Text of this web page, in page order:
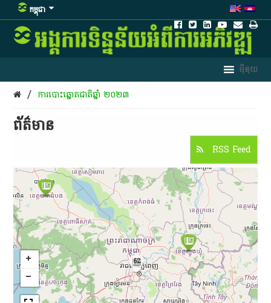
កម្ពុជា
/ ការបោះឆ្នោតជាតិឆ្នាំ ២០២៣
ព័ត៌មាន​
RSS Feed
62